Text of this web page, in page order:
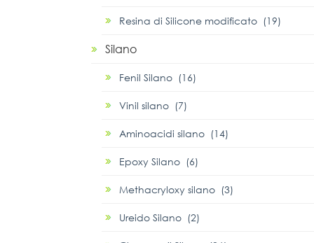
Resina di Silicone modificato (19)
Silano
Fenil Silano (16)
Vinil silano (7)
Aminoacidi silano (14)
Epoxy Silano (6)
Methacryloxy silano (3)
Ureido Silano (2)